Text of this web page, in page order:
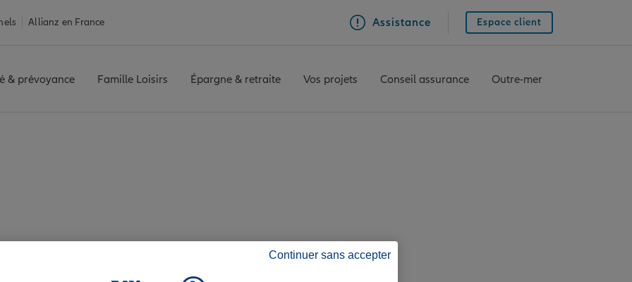
Allianz en France Assistance Espace client
& prévoyance Famille Loisirs Épargne & retraite Vos projets Conseil assurance Outre-mer
Continuer sans accepter